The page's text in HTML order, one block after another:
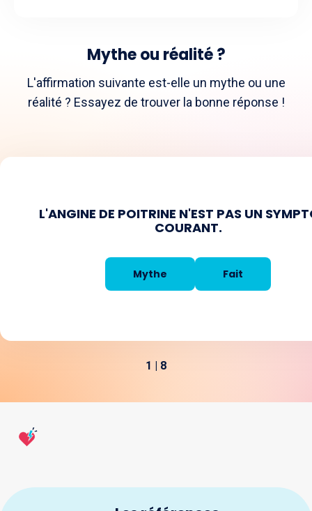
Mythe ou réalité ?
L'affirmation suivante est-elle un mythe ou une
réalité ? Essayez de trouver la bonne réponse !
L'ANGINE DE POITRINE N'EST PAS UN SYMPTÔME
COURANT.
Mythe Fait
1 | 8